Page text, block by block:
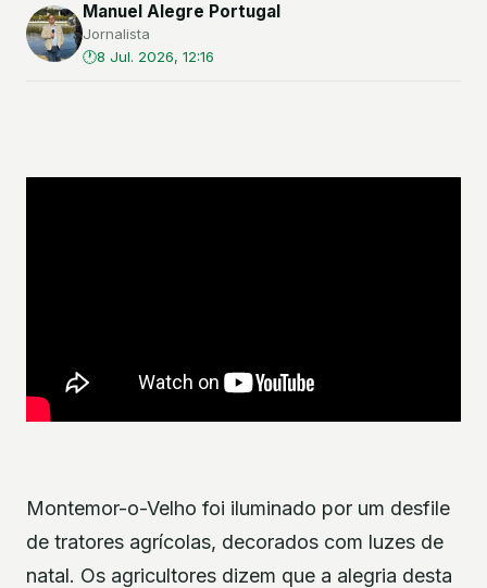
Manuel Alegre Portugal
Jornalista
8 Jul. 2026, 12:16
Montemor-o-Velho foi iluminado por um desfile
de tratores agrícolas, decorados com luzes de
natal. Os agricultores dizem que a alegria desta